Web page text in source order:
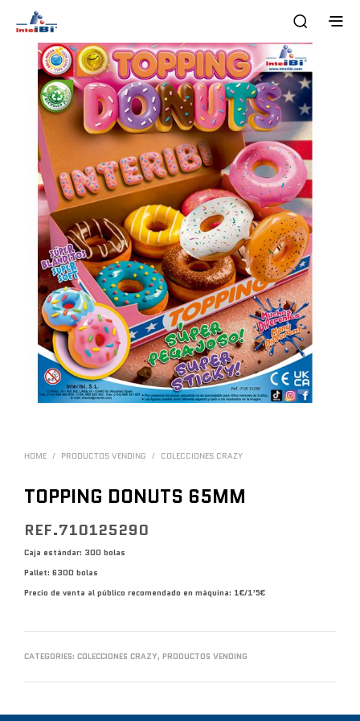
HOME / PRODUCTOS VENDING / COLECCIONES CRAZY
TOPPING DONUTS 65MM
REF.710125290
Caja estándar: 300 bolas
Pallet: 6300 bolas
Precio de venta al público recomendado en máquina: 1€/1’5€
CATEGORIES: COLECCIONES CRAZY, PRODUCTOS VENDING